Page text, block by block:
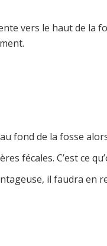
vers le haut de la
fond de la fosse
fécales. C’est ce
il faudra